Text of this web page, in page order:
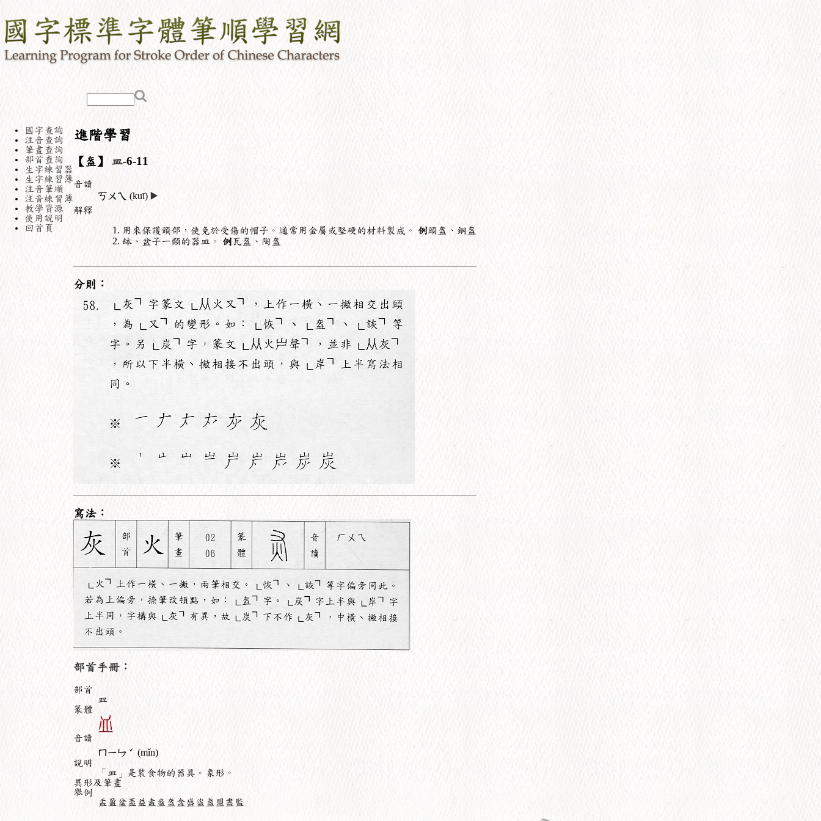
國字查詢
注音查詢
筆畫查詢
部首查詢
生字練習器
生字練習簿
注音筆順
注音練習簿
教學資源
使用說明
回首頁
進階學習
【盔】 皿-6-11
音讀
ㄎㄨㄟ (kuī) ▶️
解釋
用來保護頭部，使免於受傷的帽子。通常用金屬或堅硬的材料製成。 例頭盔、鋼盔
缽、盆子一類的器皿。 例瓦盔、陶盔
分則：
寫法：
部首手冊：
部首
皿
篆體
音讀
ㄇㄧㄣ ˇ (mǐn)
說明
「皿」是裝食物的器具。象形。
異形及筆畫
舉例
盂盈盆盃益盍盎盔盒盛盜盞盟盡監